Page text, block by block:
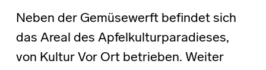
Neben der Gemüsewerft befindet sich
das Areal des Apfelkulturparadieses,
von Kultur Vor Ort betrieben. Weiter